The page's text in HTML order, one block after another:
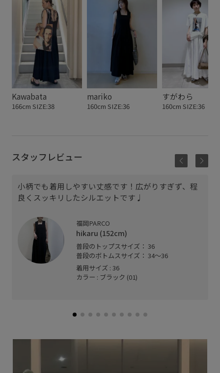
Kawabata
166cm SIZE:38
mariko
160cm SIZE:36
すがわら
160cm SIZE:36
スタッフレビュー
小柄でも着用しやすい丈感です！広がりすぎず、程
良くスッキリしたシルエットです♩
福岡PARCO
hikaru (152cm)
普段のトップスサイズ： 36
普段のボトムスサイズ： 34〜36
着用サイズ : 36
カラー : ブラック (01)